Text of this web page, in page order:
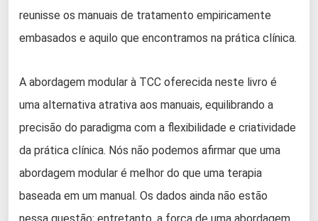
reunisse os manuais de tratamento empiricamente
embasados e aquilo que encontramos na prática clínica.
A abordagem modular à TCC oferecida neste livro é
uma alternativa atrativa aos manuais, equilibrando a
precisão do paradigma com a flexibilidade e criatividade
da prática clínica. Nós não podemos afirmar que uma
abordagem modular é melhor do que uma terapia
baseada em um manual. Os dados ainda não estão
nessa questão; entretanto, a força de uma abordagem